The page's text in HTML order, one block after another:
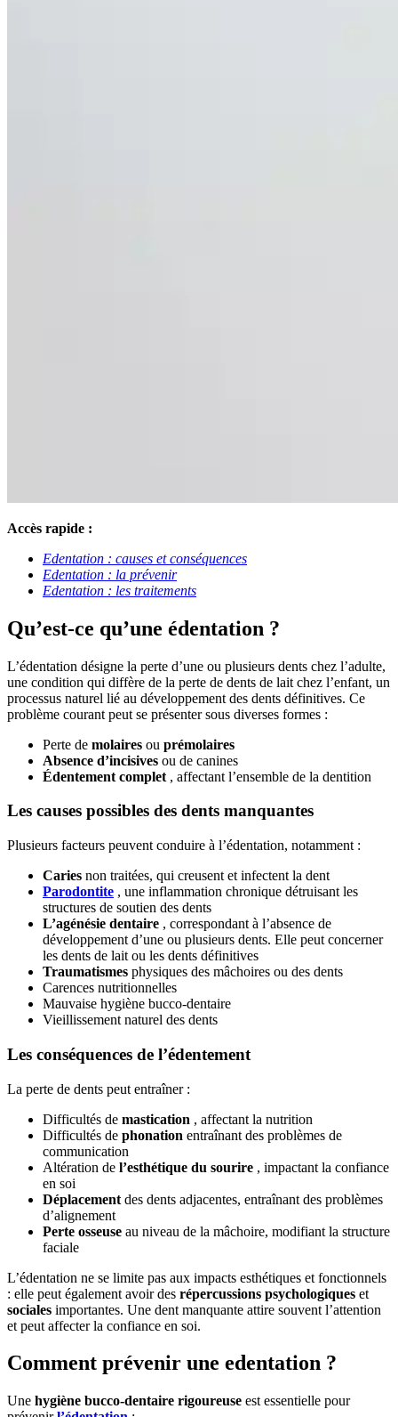
Accès rapide :
Edentation : causes et conséquences
Edentation : la prévenir
Edentation : les traitements
Qu’est-ce qu’une édentation ?
L’édentation désigne la perte d’une ou plusieurs dents chez l’adulte,
une condition qui diffère de la perte de dents de lait chez l’enfant, un
processus naturel lié au développement des dents définitives. Ce
problème courant peut se présenter sous diverses formes :
Perte de molaires ou prémolaires
Absence d’incisives ou de canines
Édentement complet , affectant l’ensemble de la dentition
Les causes possibles des dents manquantes
Plusieurs facteurs peuvent conduire à l’édentation, notamment :
Caries non traitées, qui creusent et infectent la dent
Parodontite , une inflammation chronique détruisant les
structures de soutien des dents
L’agénésie dentaire , correspondant à l’absence de
développement d’une ou plusieurs dents. Elle peut concerner
les dents de lait ou les dents définitives
Traumatismes physiques des mâchoires ou des dents
Carences nutritionnelles
Mauvaise hygiène bucco-dentaire
Vieillissement naturel des dents
Les conséquences de l’édentement
La perte de dents peut entraîner :
Difficultés de mastication , affectant la nutrition
Difficultés de phonation entraînant des problèmes de
communication
Altération de l’esthétique du sourire , impactant la confiance
en soi
Déplacement des dents adjacentes, entraînant des problèmes
d’alignement
Perte osseuse au niveau de la mâchoire, modifiant la structure
faciale
L’édentation ne se limite pas aux impacts esthétiques et fonctionnels
: elle peut également avoir des répercussions psychologiques et
sociales importantes. Une dent manquante attire souvent l’attention
et peut affecter la confiance en soi.
Comment prévenir une edentation ?
Une hygiène bucco-dentaire rigoureuse est essentielle pour